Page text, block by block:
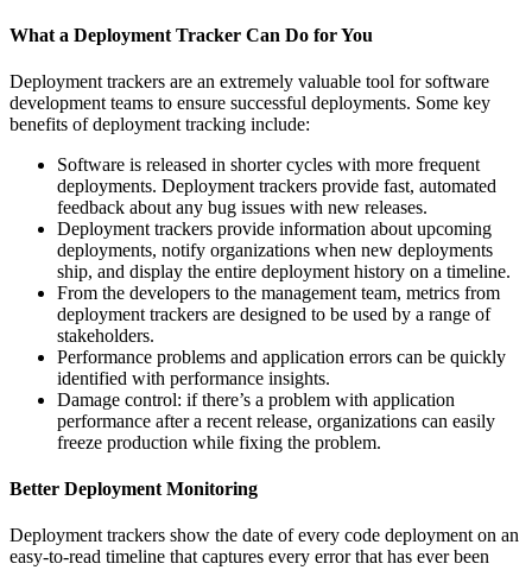
What a Deployment Tracker Can Do for You
Deployment trackers are an extremely valuable tool for software
development teams to ensure successful deployments. Some key
benefits of deployment tracking include:
Software is released in shorter cycles with more frequent
deployments. Deployment trackers provide fast, automated
feedback about any bug issues with new releases.
Deployment trackers provide information about upcoming
deployments, notify organizations when new deployments
ship, and display the entire deployment history on a timeline.
From the developers to the management team, metrics from
deployment trackers are designed to be used by a range of
stakeholders.
Performance problems and application errors can be quickly
identified with performance insights.
Damage control: if there’s a problem with application
performance after a recent release, organizations can easily
freeze production while fixing the problem.
Better Deployment Monitoring
Deployment trackers show the date of every code deployment on an
easy-to-read timeline that captures every error that has ever been